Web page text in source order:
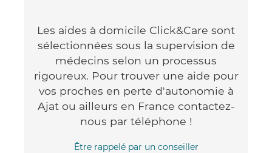
Les aides à domicile Click&Care sont
sélectionnées sous la supervision de
médecins selon un processus
rigoureux. Pour trouver une aide pour
vos proches en perte d'autonomie à
Ajat ou ailleurs en France contactez-
nous par téléphone !
Être rappelé par un conseiller